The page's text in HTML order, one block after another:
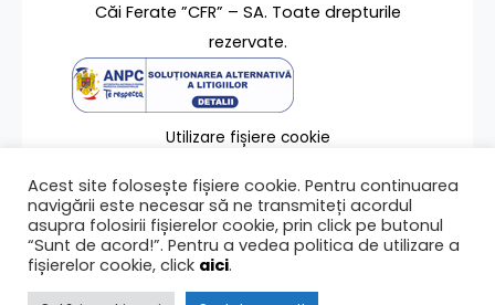
Căi Ferate ”CFR” – SA. Toate drepturile
rezervate.
Utilizare fișiere cookie
Contact
Ultima modificare a paginii 05/03/2010
Acest site folosește fișiere cookie. Pentru continuarea
navigării este necesar să ne transmiteți acordul
asupra folosirii fișierelor cookie, prin click pe butonul
“Sunt de acord!”. Pentru a vedea politica de utilizare a
fișierelor cookie, click aici.